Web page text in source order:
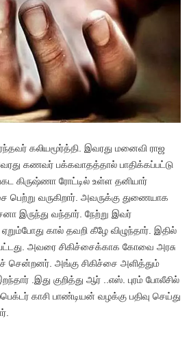
கலியமூர்த்தி. இவரது மனைவி ராஜ
கணவர் பக்கவாதத்தால் பாதிக்கப்பட்டு
கிருஷ்ணா ரோட்டில் உள்ள தனியார்
பெற்று வருகிறார். அவருக்கு துணையாக
இருந்து வந்தார். நேற்று இவர்
கால் தவறி கீழே விழுந்தார். இதில்
அவரை சிகிச்சைக்காக கோவை அரசு
சென்றனர். அங்கு சிகிச்சை அளித்தும்
.இது குறித்து ஆர் ..எஸ். புரம் போலீசில்
காசி பாண்டியன் வழக்கு பதிவு செய்து